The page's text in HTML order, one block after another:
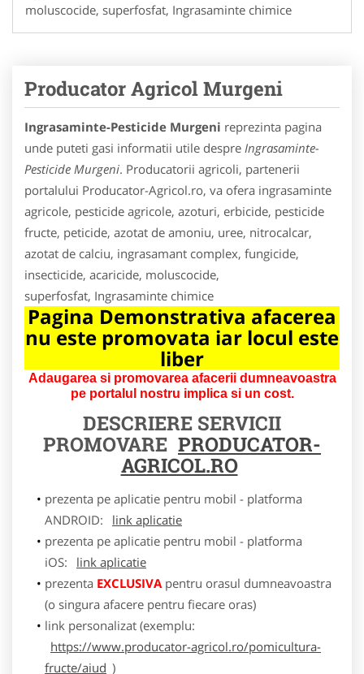
moluscocide, superfosfat, Ingrasaminte chimice
Producator Agricol Murgeni
Ingrasaminte-Pesticide Murgeni reprezinta pagina
unde puteti gasi informatii utile despre Ingrasaminte-
Pesticide Murgeni. Producatorii agricoli, partenerii
portalului Producator-Agricol.ro, va ofera ingrasaminte
agricole, pesticide agricole, azoturi, erbicide, pesticide
fructe, peticide, azotat de amoniu, uree, nitrocalcar,
azotat de calciu, ingrasamant complex, fungicide,
insecticide, acaricide, moluscocide,
superfosfat, Ingrasaminte chimice
Pagina Demonstrativa afacerea
nu este promovata iar locul este
liber
Adaugarea si promovarea afacerii dumneavoastra
pe portalul nostru implica si un cost.
DESCRIERE SERVICII
PROMOVARE PRODUCATOR-
AGRICOL.RO
prezenta pe aplicatie pentru mobil - platforma
ANDROID:
link aplicatie
prezenta pe aplicatie pentru mobil - platforma
iOS:
link aplicatie
prezenta EXCLUSIVApentru orasul dumneavoastra
(o singura afacere pentru fiecare oras)
link personalizat (exemplu:
https://www.producator-agricol.ro/pomicultura-
fructe/aiud )